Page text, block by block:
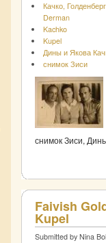
Качко,
Derman
Kachko
Kupel
Дины и Якова
снимок Зиси
снимок Зиси,
Faivish
Kupel
Submitted by Nina